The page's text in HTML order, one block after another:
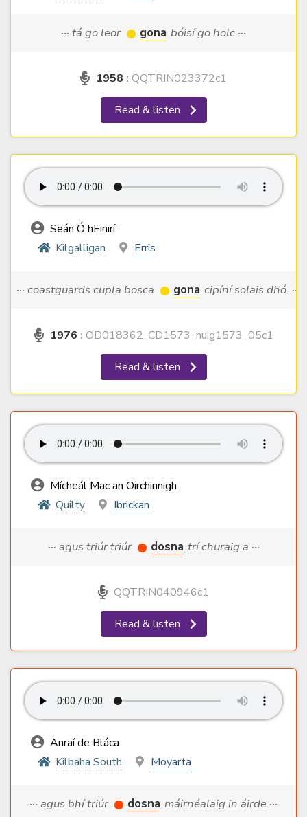
··· tá go leor gona bóisí go holc ···
1958 : QQTRIN023372c1
Read & listen
Seán Ó hEinirí
Kilgalligan
Erris
··· coastguards cupla bosca gona cipíní solais dhó. ···
1976 : OD018362_CD1573_nuig1573_05c1
Read & listen
Mícheál Mac an Oirchinnigh
Quilty
Ibrickan
··· agus triúr triúr dosna trí churaig a ···
QQTRIN040946c1
Read & listen
Anraí de Bláca
Kilbaha South
Moyarta
··· agus bhí triúr dosna máirnéalaig in áirde ···